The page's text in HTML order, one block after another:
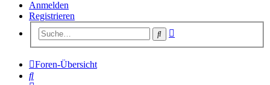
Anmelden
Registrieren
Suche
Foren-Übersicht
Suche